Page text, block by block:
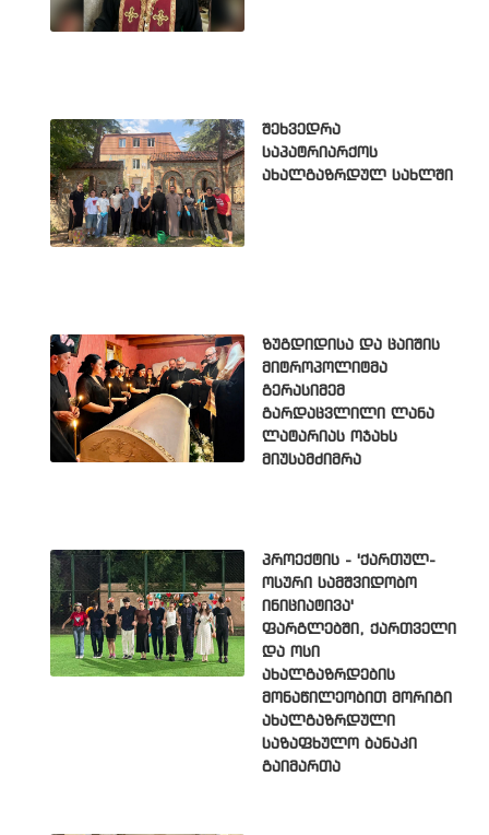
შეხვედრა
საპატრიარქოს
ახალგაზრდულ სახლში
ზუგდიდისა და ცაიშის
მიტროპოლიტმა
გერასიმემ
გარდაცვლილი ლანა
ლატარიას ოჯახს
მიუსამძიმრა
პროექტის - 'ქართულ-
ოსური სამშვიდობო
ინიციატივა'
ფარგლებში, ქართველი
და ოსი
ახალგაზრდების
მონაწილეობით მორიგი
ახალგაზრდული
საზაფხულო ბანაკი
გაიმართა